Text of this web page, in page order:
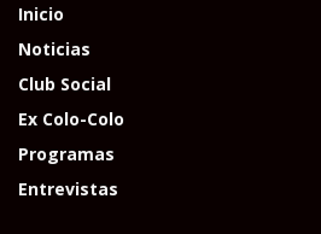
Inicio
Noticias
Club Social
Ex Colo-Colo
Programas
Entrevistas